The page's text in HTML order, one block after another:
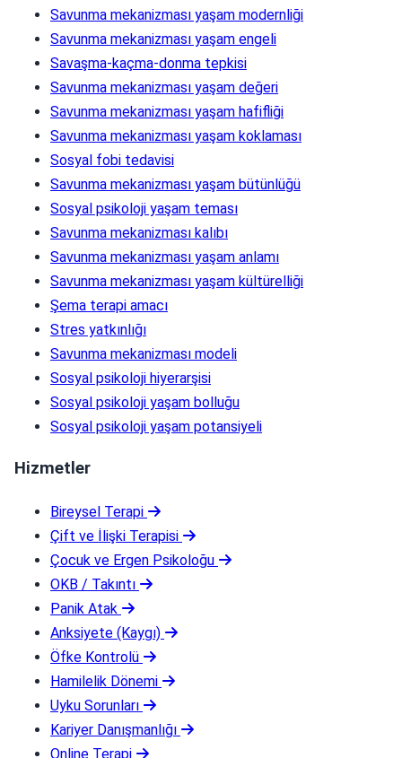
Savunma mekanizması yaşam modernliği
Savunma mekanizması yaşam engeli
Savaşma-kaçma-donma tepkisi
Savunma mekanizması yaşam değeri
Savunma mekanizması yaşam hafifliği
Savunma mekanizması yaşam koklaması
Sosyal fobi tedavisi
Savunma mekanizması yaşam bütünlüğü
Sosyal psikoloji yaşam teması
Savunma mekanizması kalıbı
Savunma mekanizması yaşam anlamı
Savunma mekanizması yaşam kültürelliği
Şema terapi amacı
Stres yatkınlığı
Savunma mekanizması modeli
Sosyal psikoloji hiyerarşisi
Sosyal psikoloji yaşam bolluğu
Sosyal psikoloji yaşam potansiyeli
Hizmetler
Bireysel Terapi
Çift ve İlişki Terapisi
Çocuk ve Ergen Psikoloğu
OKB / Takıntı
Panik Atak
Anksiyete (Kaygı)
Öfke Kontrolü
Hamilelik Dönemi
Uyku Sorunları
Kariyer Danışmanlığı
Online Terapi